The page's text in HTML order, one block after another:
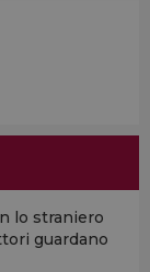
lo straniero
guardano